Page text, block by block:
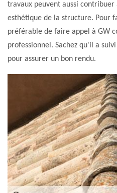
travaux peuvent aussi
esthétique de la structure. Pour
préférable de faire appel à GW
professionnel. Sachez qu'il a
pour assurer un bon rendu.